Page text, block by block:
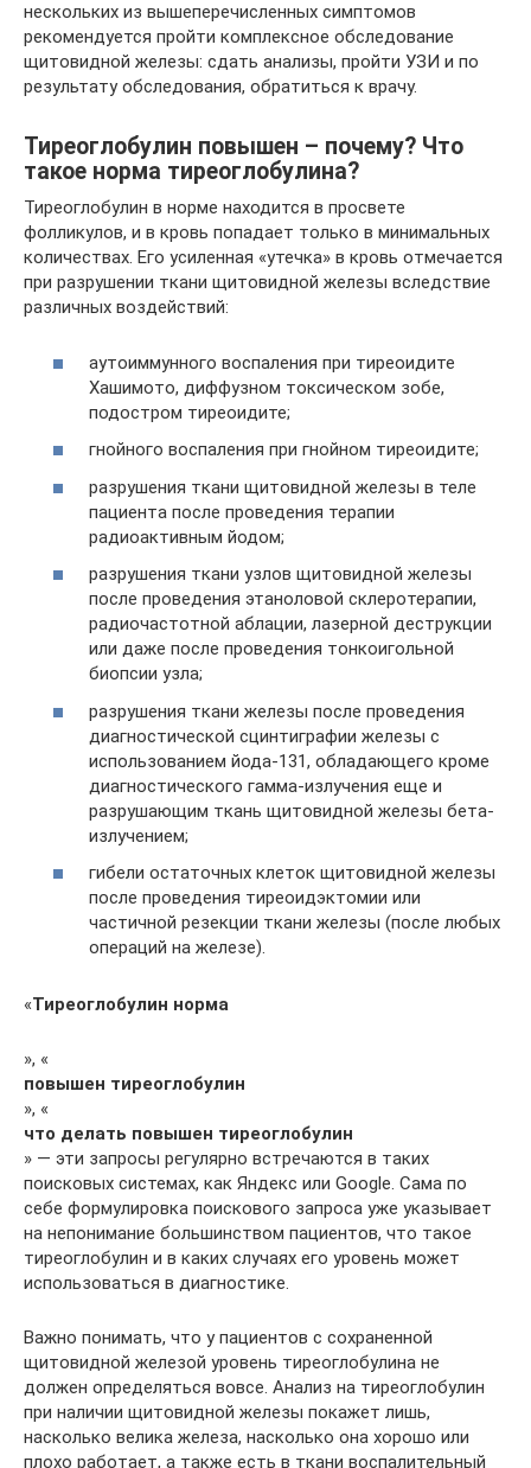
нескольких из вышеперечисленных симптомов
рекомендуется пройти комплексное обследование
щитовидной железы: сдать анализы, пройти УЗИ и по
результату обследования, обратиться к врачу.
Тиреоглобулин повышен – почему? Что
такое норма тиреоглобулина?
Тиреоглобулин в норме находится в просвете
фолликулов, и в кровь попадает только в минимальных
количествах. Его усиленная «утечка» в кровь отмечается
при разрушении ткани щитовидной железы вследствие
различных воздействий:
аутоиммунного воспаления при тиреоидите
Хашимото, диффузном токсическом зобе,
подостром тиреоидите;
гнойного воспаления при гнойном тиреоидите;
разрушения ткани щитовидной железы в теле
пациента после проведения терапии
радиоактивным йодом;
разрушения ткани узлов щитовидной железы
после проведения этаноловой склеротерапии,
радиочастотной аблации, лазерной деструкции
или даже после проведения тонкоигольной
биопсии узла;
разрушения ткани железы после проведения
диагностической сцинтиграфии железы с
использованием йода-131, обладающего кроме
диагностического гамма-излучения еще и
разрушающим ткань щитовидной железы бета-
излучением;
гибели остаточных клеток щитовидной железы
после проведения тиреоидэктомии или
частичной резекции ткани железы (после любых
операций на железе).
«Тиреоглобулин норма
», «
повышен тиреоглобулин
», «
что делать повышен тиреоглобулин
» — эти запросы регулярно встречаются в таких
поисковых системах, как Яндекс или Google. Сама по
себе формулировка поискового запроса уже указывает
на непонимание большинством пациентов, что такое
тиреоглобулин и в каких случаях его уровень может
использоваться в диагностике.
Важно понимать, что у пациентов с сохраненной
щитовидной железой уровень тиреоглобулина не
должен определяться вовсе. Анализ на тиреоглобулин
при наличии щитовидной железы покажет лишь,
насколько велика железа, насколько она хорошо или
плохо работает, а также есть в ткани воспалительный